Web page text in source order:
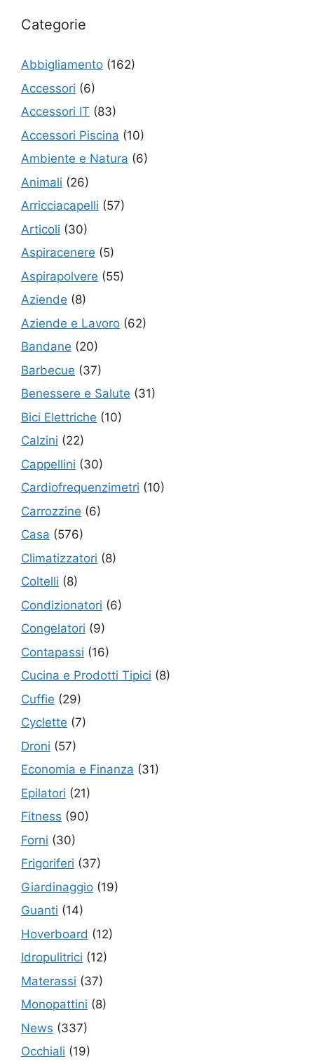
Categorie
Abbigliamento (162)
Accessori (6)
Accessori IT (83)
Accessori Piscina (10)
Ambiente e Natura (6)
Animali (26)
Arricciacapelli (57)
Articoli (30)
Aspiracenere (5)
Aspirapolvere (55)
Aziende (8)
Aziende e Lavoro (62)
Bandane (20)
Barbecue (37)
Benessere e Salute (31)
Bici Elettriche (10)
Calzini (22)
Cappellini (30)
Cardiofrequenzimetri (10)
Carrozzine (6)
Casa (576)
Climatizzatori (8)
Coltelli (8)
Condizionatori (6)
Congelatori (9)
Contapassi (16)
Cucina e Prodotti Tipici (8)
Cuffie (29)
Cyclette (7)
Droni (57)
Economia e Finanza (31)
Epilatori (21)
Fitness (90)
Forni (30)
Frigoriferi (37)
Giardinaggio (19)
Guanti (14)
Hoverboard (12)
Idropulitrici (12)
Materassi (37)
Monopattini (8)
News (337)
Occhiali (19)